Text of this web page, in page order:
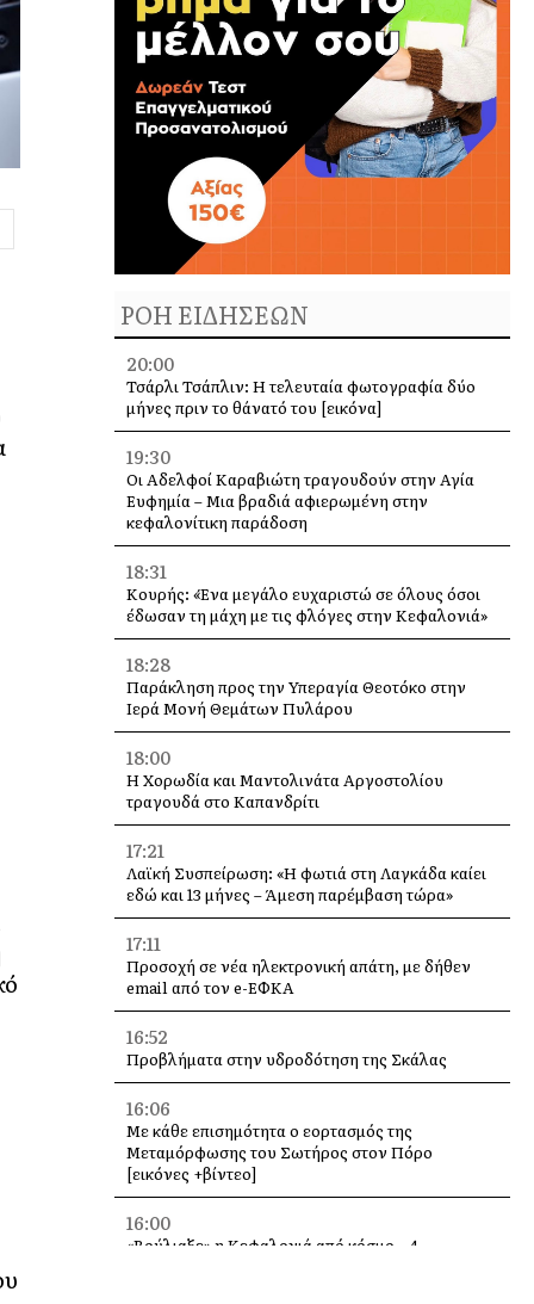
ΡΟΗ ΕΙΔΗΣΕΩΝ
20:00
Τσάρλι Τσάπλιν: Η τελευταία φωτογραφία δύο
μήνες πριν το θάνατό του [εικόνα]
19:30
Οι Αδελφοί Καραβιώτη τραγουδούν στην Αγία
Ευφημία – Μια βραδιά αφιερωμένη στην
κεφαλονίτικη παράδοση
18:31
Κουρής: «Ένα μεγάλο ευχαριστώ σε όλους όσοι
έδωσαν τη μάχη με τις φλόγες στην Κεφαλονιά»
18:28
Παράκληση προς την Υπεραγία Θεοτόκο στην
Ιερά Μονή Θεμάτων Πυλάρου
18:00
Η Χορωδία και Μαντολινάτα Αργοστολίου
τραγουδά στο Καπανδρίτι
17:21
Λαϊκή Συσπείρωση: «Η φωτιά στη Λαγκάδα καίει
εδώ και 13 μήνες – Άμεση παρέμβαση τώρα»
17:11
Προσοχή σε νέα ηλεκτρονική απάτη, με δήθεν
email από τον e-ΕΦΚΑ
16:52
Προβλήματα στην υδροδότηση της Σκάλας
16:06
Με κάθε επισημότητα ο εορτασμός της
Μεταμόρφωσης του Σωτήρος στον Πόρο
[εικόνες +βίντεο]
16:00
«Βούλιαξε» η Κεφαλονιά από κόσμο – 4